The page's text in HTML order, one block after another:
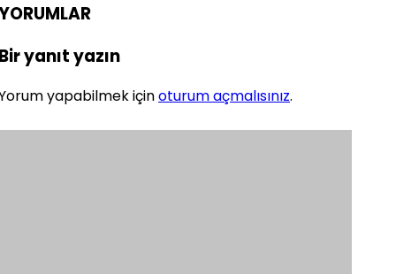
yanıt yazın
yapabilmek içinoturum açmalısınız.